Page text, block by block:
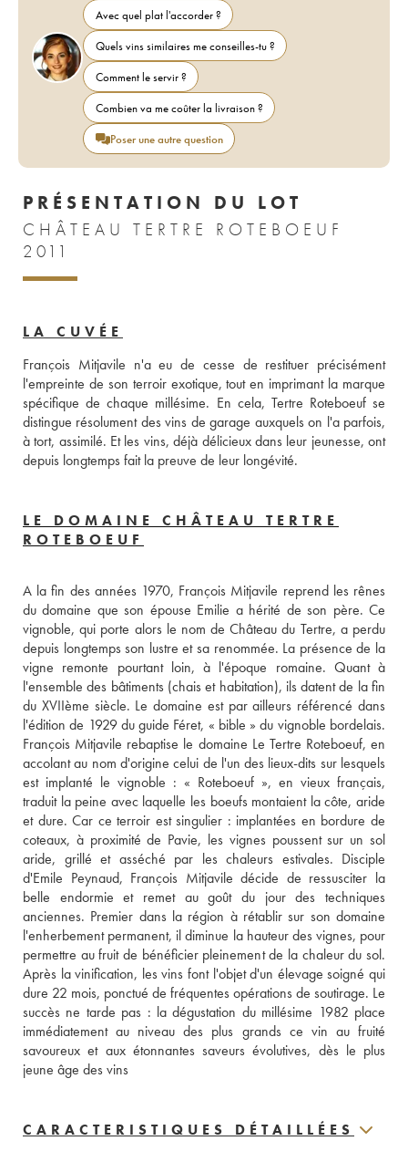
Avec quel plat l'accorder ?
Quels vins similaires me conseilles-tu ?
Comment le servir ?
Combien va me coûter la livraison ?
Poser une autre question
PRÉSENTATION DU LOT
CHÂTEAU TERTRE ROTEBOEUF
2011
LA CUVÉE
François Mitjavile n'a eu de cesse de restituer précisément
l'empreinte de son terroir exotique, tout en imprimant la marque
spécifique de chaque millésime. En cela, Tertre Roteboeuf se
distingue résolument des vins de garage auxquels on l'a parfois,
à tort, assimilé. Et les vins, déjà délicieux dans leur jeunesse, ont
depuis longtemps fait la preuve de leur longévité.
LE DOMAINE CHÂTEAU TERTRE
ROTEBOEUF
A la fin des années 1970, François Mitjavile reprend les rênes
du domaine que son épouse Emilie a hérité de son père. Ce
vignoble, qui porte alors le nom de Château du Tertre, a perdu
depuis longtemps son lustre et sa renommée. La présence de la
vigne remonte pourtant loin, à l'époque romaine. Quant à
l'ensemble des bâtiments (chais et habitation), ils datent de la fin
du XVIIème siècle. Le domaine est par ailleurs référencé dans
l'édition de 1929 du guide Féret, « bible » du vignoble bordelais.
François Mitjavile rebaptise le domaine Le Tertre Roteboeuf, en
accolant au nom d'origine celui de l'un des lieux-dits sur lesquels
est implanté le vignoble : « Roteboeuf », en vieux français,
traduit la peine avec laquelle les boeufs montaient la côte, aride
et dure. Car ce terroir est singulier : implantées en bordure de
coteaux, à proximité de Pavie, les vignes poussent sur un sol
aride, grillé et asséché par les chaleurs estivales. Disciple
d'Emile Peynaud, François Mitjavile décide de ressusciter la
belle endormie et remet au goût du jour des techniques
anciennes. Premier dans la région à rétablir sur son domaine
l'enherbement permanent, il diminue la hauteur des vignes, pour
permettre au fruit de bénéficier pleinement de la chaleur du sol.
Après la vinification, les vins font l'objet d'un élevage soigné qui
dure 22 mois, ponctué de fréquentes opérations de soutirage. Le
succès ne tarde pas : la dégustation du millésime 1982 place
immédiatement au niveau des plus grands ce vin au fruité
savoureux et aux étonnantes saveurs évolutives, dès le plus
jeune âge des vins
CARACTERISTIQUES DÉTAILLÉES